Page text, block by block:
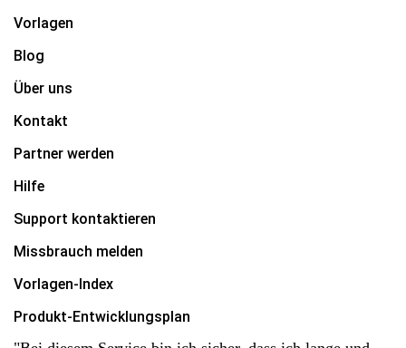
Vorlagen
Blog
Über uns
Kontakt
Partner werden
Hilfe
Support kontaktieren
Missbrauch melden
Vorlagen-Index
Produkt-Entwicklungsplan